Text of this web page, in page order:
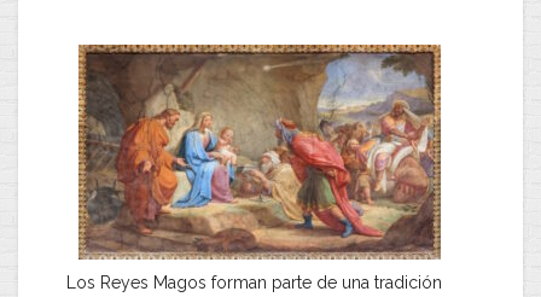
Los Reyes Magos forman parte de una tradición